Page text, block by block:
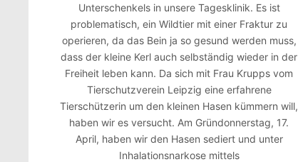
Unterschenkels in unsere Tagesklinik. Es ist
problematisch, ein Wildtier mit einer Fraktur zu
operieren, da das Bein ja so gesund werden muss,
dass der kleine Kerl auch selbständig wieder in der
Freiheit leben kann. Da sich mit Frau Krupps vom
Tierschutzverein Leipzig eine erfahrene
Tierschützerin um den kleinen Hasen kümmern will,
haben wir es versucht. Am Gründonnerstag, 17.
April, haben wir den Hasen sediert und unter
Inhalationsnarkose mittels